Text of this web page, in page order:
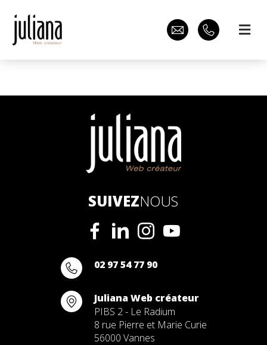
SUIVEZNOUS
02 97 54 77 90
Juliana Web créateur
PIBS 2 - Le Radium
8 rue Pierre et Marie Curie
56000 Vannes